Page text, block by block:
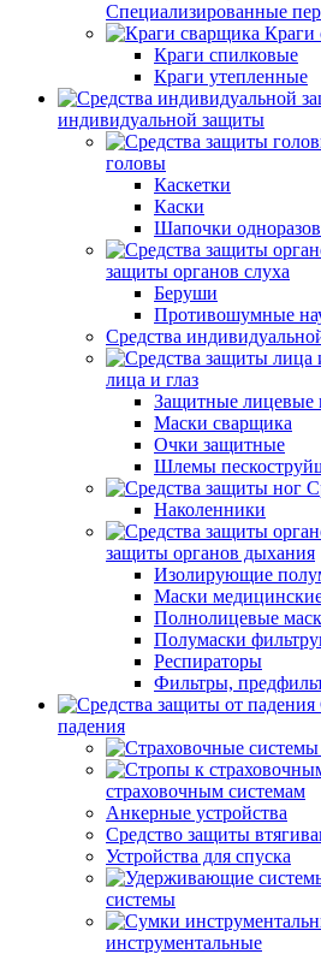
Специализированные
Краги
Краги спилковые
Краги утепленные
индивидуальной защиты
головы
Каскетки
Каски
Шапочки
защиты органов слуха
Беруши
Противошумные
Средства
лица и глаз
Защитные лицевые
Маски сварщика
Очки защитные
Шлемы
Наколенники
защиты органов дыхания
Изолирующие
Маски
Полнолицевые
Полумаски
Респираторы
Фильтры,
падения
страховочным системам
Анкерные устройства
Средство защиты
Устройства для спуска
системы
инструментальные